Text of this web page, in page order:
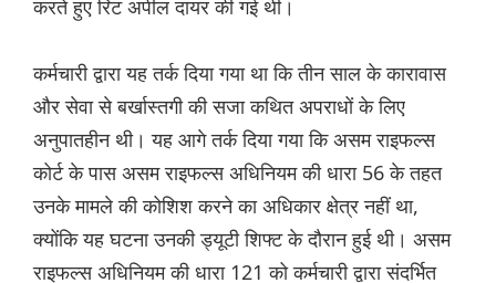
करते हुए रिट अपील दायर की गई थी।
कर्मचारी द्वारा यह तर्क दिया गया था कि तीन साल के कारावास
और सेवा से बर्खास्तगी की सजा कथित अपराधों के लिए
अनुपातहीन थी। यह आगे तर्क दिया गया कि असम राइफल्स
कोर्ट के पास असम राइफल्स अधिनियम की धारा 56 के तहत
उनके मामले की कोशिश करने का अधिकार क्षेत्र नहीं था,
क्योंकि यह घटना उनकी ड्यूटी शिफ्ट के दौरान हुई थी। असम
राइफल्स अधिनियम की धारा 121 को कर्मचारी द्वारा संदर्भित